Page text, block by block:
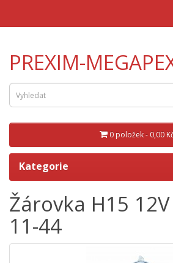
PREXIM-
0 položek - 0,00
Kategorie
Žárovka H15
11-44